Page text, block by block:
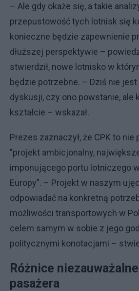
– Ale gdy okaże się, a takie
przepustowość tych lotnisk się
konieczne będzie zapewnienie
dłuższej perspektywie –
stwierdził, nowe lotnisko w
będzie potrzebne. – Dziś nie
dyskusji, czy ono powstanie, ale
kształcie – wskazał.
Prezes zaznaczył, że CPK to nie
"projekt ambicjonalny,
imponującego portu lotniczego
Europy". – Projekt w naszym
odpowiadać na konkretną
możliwości transportowych w
celem samym w sobie z jego
politycznymi konotacjami –
Różnice
pasażera